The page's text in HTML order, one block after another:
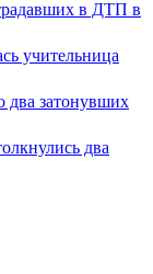
в ДТП в
учительница
затонувших
два